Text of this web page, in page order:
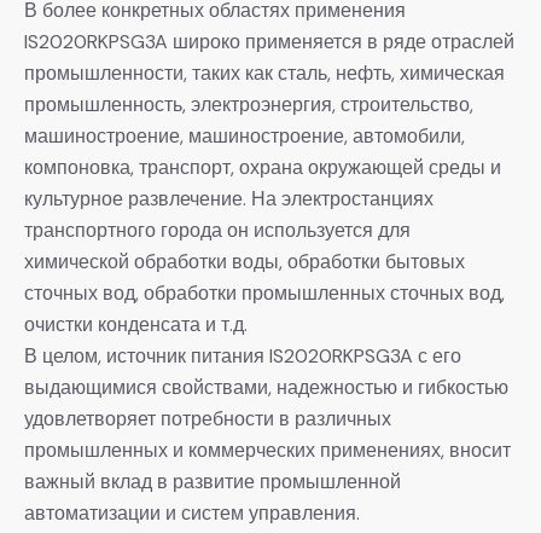
В более конкретных областях применения
IS2020RKPSG3A широко применяется в ряде отраслей
промышленности, таких как сталь, нефть, химическая
промышленность, электроэнергия, строительство,
машиностроение, машиностроение, автомобили,
компоновка, транспорт, охрана окружающей среды и
культурное развлечение. На электростанциях
транспортного города он используется для
химической обработки воды, обработки бытовых
сточных вод, обработки промышленных сточных вод,
очистки конденсата и т.д.
В целом, источник питания IS2020RKPSG3A с его
выдающимися свойствами, надежностью и гибкостью
удовлетворяет потребности в различных
промышленных и коммерческих применениях, вносит
важный вклад в развитие промышленной
автоматизации и систем управления.